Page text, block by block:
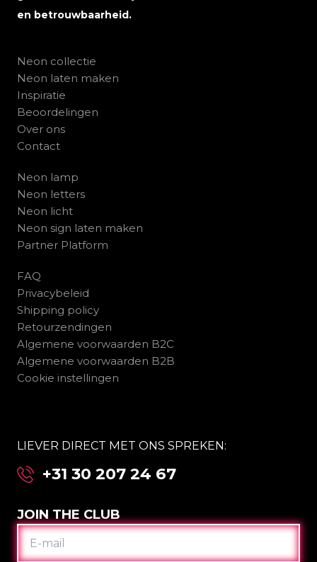
en betrouwbaarheid.
Neon collectie
Neon laten maken
Inspiratie
Beoordelingen
Over ons
Contact
Neon lamp
Neon letters
Neon licht
Neon sign laten maken
Partner Platform
FAQ
Privacybeleid
Shipping policy
Retourzendingen
Algemene voorwaarden B2C
Algemene voorwaarden B2B
Cookie instellingen
LIEVER DIRECT MET ONS SPREKEN:
+31 30 207 24 67
JOIN THE CLUB
E-
MAIL